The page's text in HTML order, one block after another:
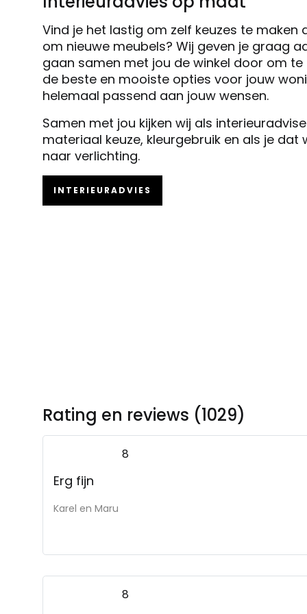
Vind je het lastig om zelf keuzes te maken
om nieuwe meubels? Wij geven je graag
gaan samen met jou de winkel door om te
de beste en mooiste opties voor jouw
helemaal passend aan jouw wensen.
Samen met jou kijken wij als
materiaal keuze, kleurgebruik en als je dat
naar verlichting.
INTERIEURADVIES
Rating en reviews (1029)
8
Erg fijn
Karel en Maru
8